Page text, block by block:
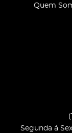
Quem
Segunda á